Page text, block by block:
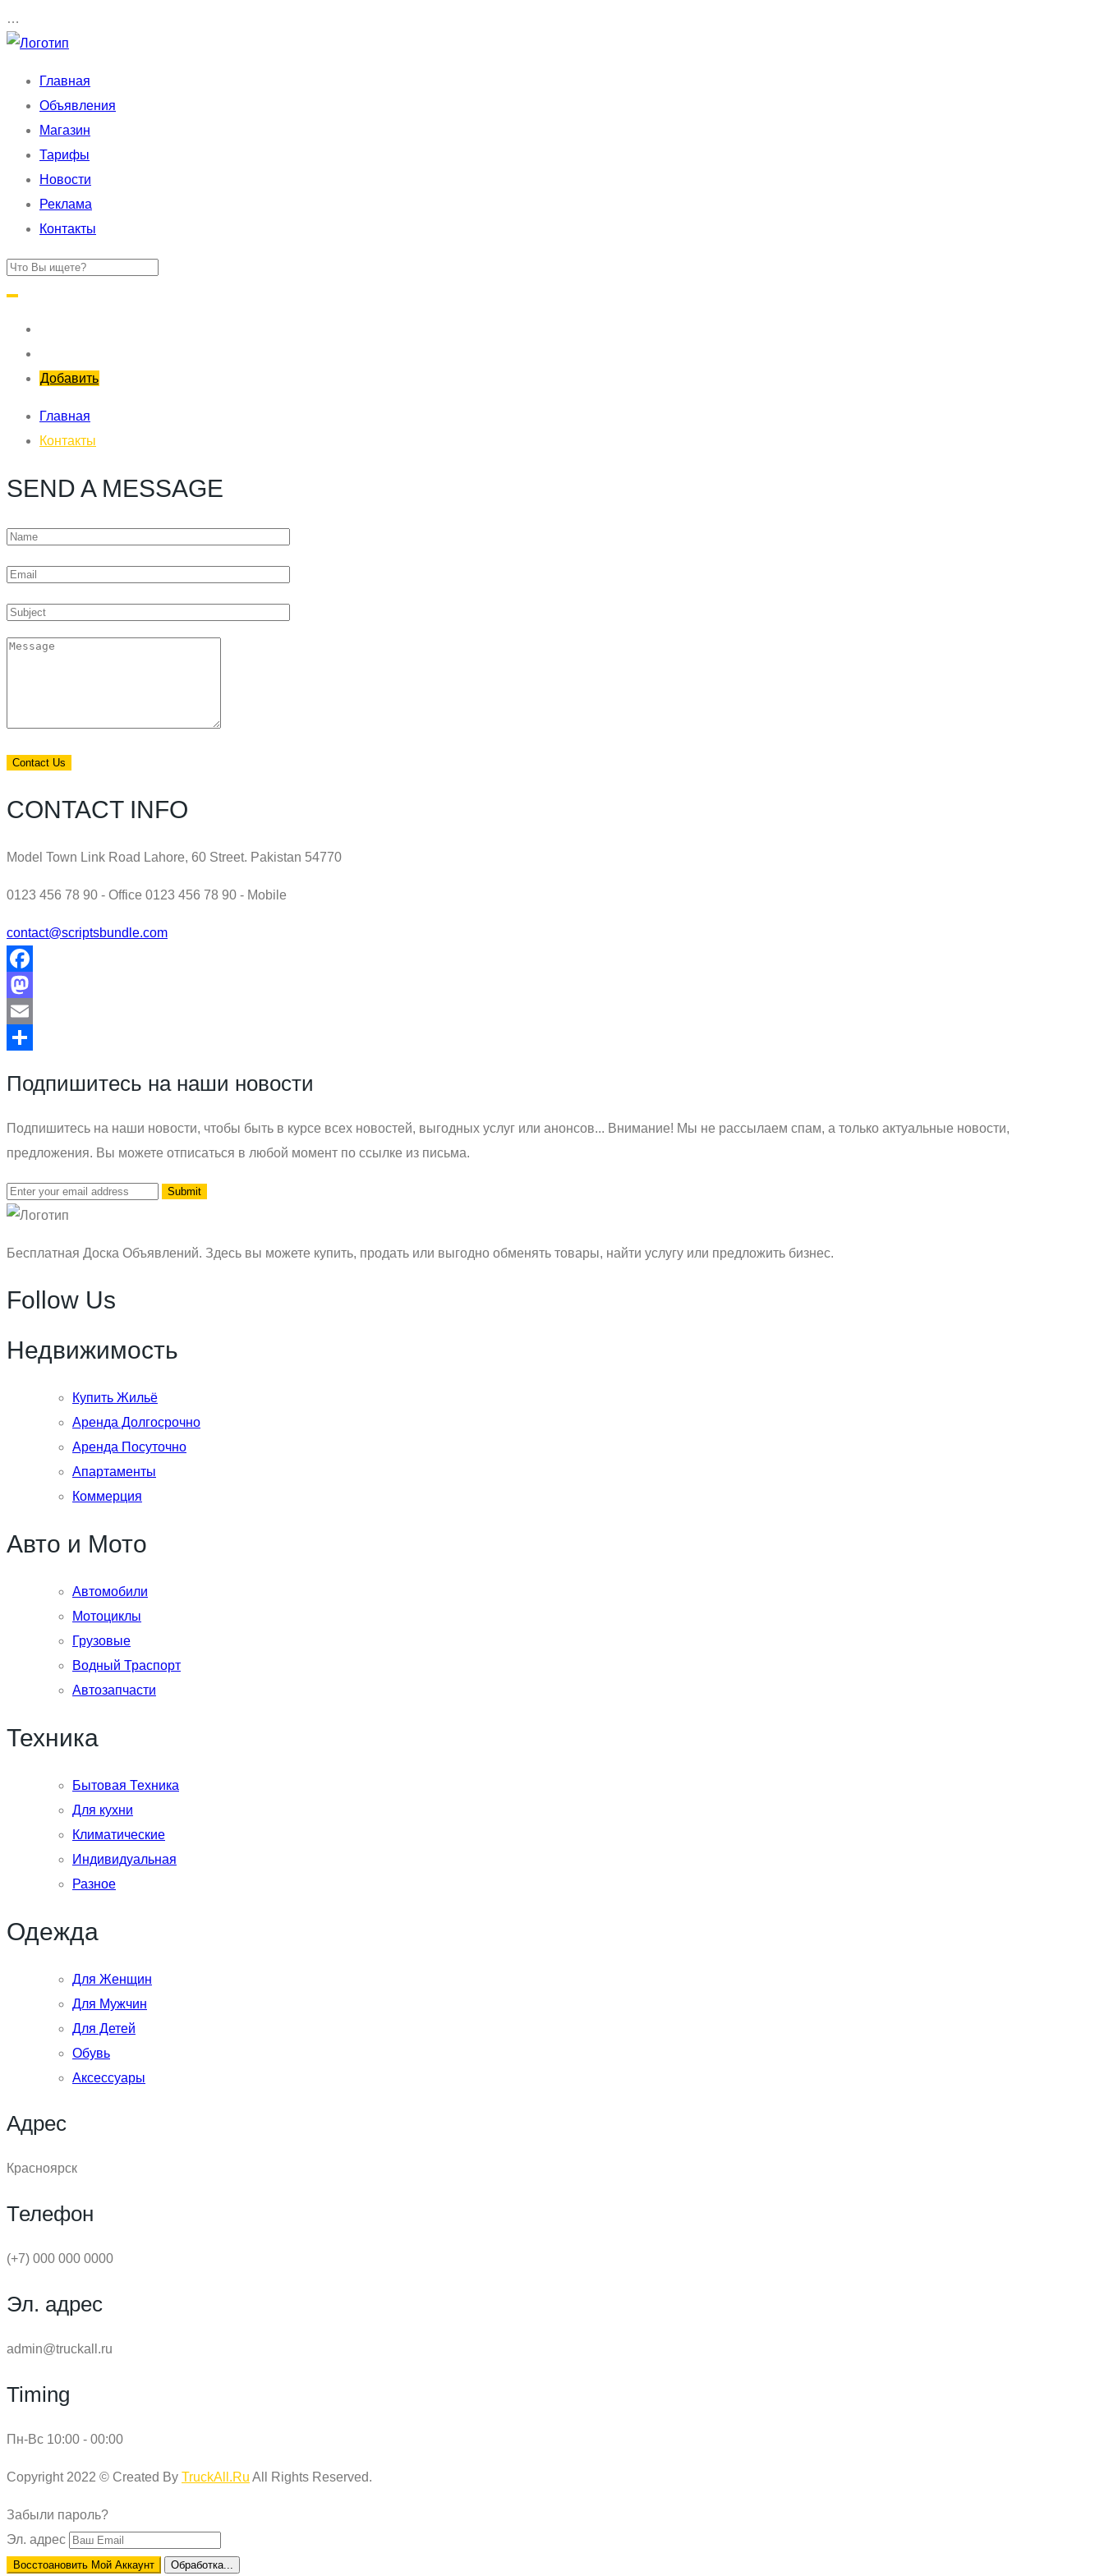
…
Главная
Объявления
Магазин
Тарифы
Новости
Реклама
Контакты
Добавить
Главная
Контакты
SEND A MESSAGE
CONTACT INFO
Model Town Link Road Lahore, 60 Street. Pakistan 54770
0123 456 78 90 - Office 0123 456 78 90 - Mobile
contact@scriptsbundle.com
Facebook
Mastodon
Email
Подпишитесь на наши новости
Подпишитесь на наши новости, чтобы быть в курсе всех новостей, выгодных услуг или анонсов... Внимание! Мы не рассылаем спам, а только актуальные новости,
предложения. Вы можете отписаться в любой момент по ссылке из письма.
Бесплатная Доска Объявлений. Здесь вы можете купить, продать или выгодно обменять товары, найти услугу или предложить бизнес.
Follow Us
Недвижимость
Купить Жильё
Аренда Долгосрочно
Аренда Посуточно
Апартаменты
Коммерция
Авто и Мото
Автомобили
Мотоциклы
Грузовые
Водный Траспорт
Автозапчасти
Техника
Бытовая Техника
Для кухни
Климатические
Индивидуальная
Разное
Одежда
Для Женщин
Для Мужчин
Для Детей
Обувь
Аксессуары
Адрес
Красноярск
Телефон
(+7) 000 000 0000
Эл. адрес
admin@truckall.ru
Timing
Пн-Вс 10:00 - 00:00
Copyright 2022 © Created By TruckAll.Ru All Rights Reserved.
Забыли пароль?
Эл. адрес
Восстоановить Мой Аккаунт Обработка...